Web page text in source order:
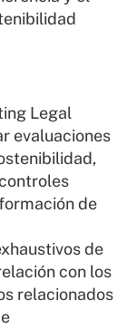
Legal
evaluaciones
de
de
con los
relacionados